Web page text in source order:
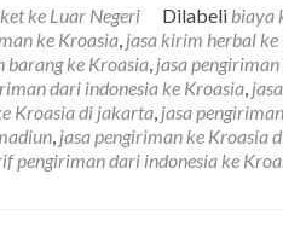
ke Luar Negeri Dilabeli biaya
ke Kroasia, jasa kirim herbal ke
barang ke Kroasia, jasa
dari indonesia ke Kroasia,
Kroasia di jakarta, jasa
, jasa pengiriman ke Kroasia
pengiriman dari indonesia ke